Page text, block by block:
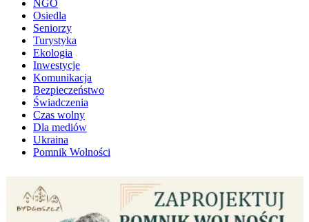
NGO
Osiedla
Seniorzy
Turystyka
Ekologia
Inwestycje
Komunikacja
Bezpieczeństwo
Świadczenia
Czas wolny
Dla mediów
Ukraina
Pomnik Wolności